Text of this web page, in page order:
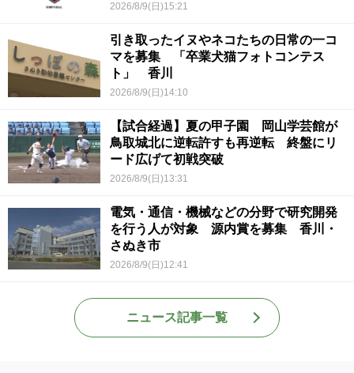
2026/8/9(日)15:21
引き取ったイヌやネコたちの日常の一コ
マを募集 「卒業犬猫フォトコンテス
ト」 香川
2026/8/9(日)14:10
【試合経過】夏の甲子園 岡山学芸館が
鳥取城北に逆転許すも再逆転 終盤にリ
ード広げて初戦突破
2026/8/9(日)13:31
電気・通信・機械などの分野で研究開発
を行う人が対象 源内賞を募集 香川・
さぬき市
2026/8/9(日)12:41
ニュース記事一覧